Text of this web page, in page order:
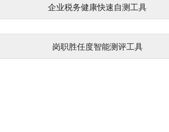
企业税务健康快速自测工具
岗职胜任度智能测评工具